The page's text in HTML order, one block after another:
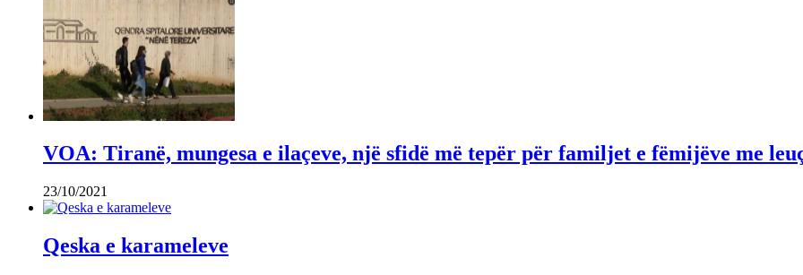
VOA: Tiranë, mungesa e ilaçeve, një sfidë më tepër për familjet e fëmijëve me
23/10/2021
Qeska e karameleve